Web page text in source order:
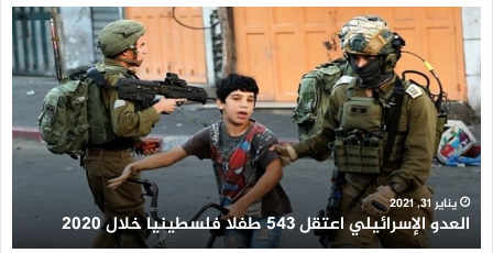
العدو
الإسرائيلي
اعتقل
543
طفلا
فلسطينيا
خلال
2020
يناير 31, 2021
العدو الإسرائيلي اعتقل 543 طفلا فلسطينيا خلال 2020